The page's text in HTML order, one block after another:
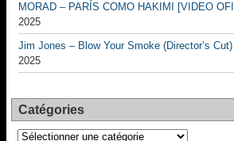
MORAD – PARÍS COMO HAKIMI [VIDEO
2025
Jim Jones – Blow Your Smoke (Director’s Cut)
2025
Catégories
Catégories